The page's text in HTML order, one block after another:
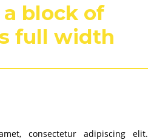
block of
full width
consectetur adipiscing elit.